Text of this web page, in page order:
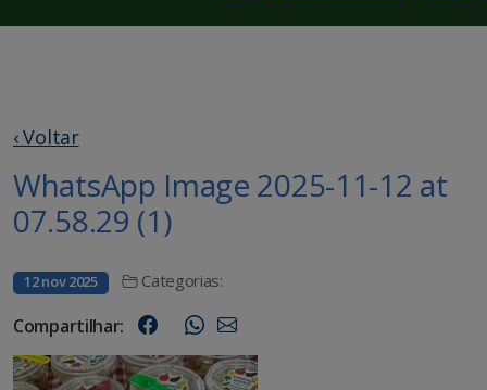
‹ Voltar
WhatsApp Image 2025-11-12 at
07.58.29 (1)
12 nov 2025 Categorias:
Compartilhar: